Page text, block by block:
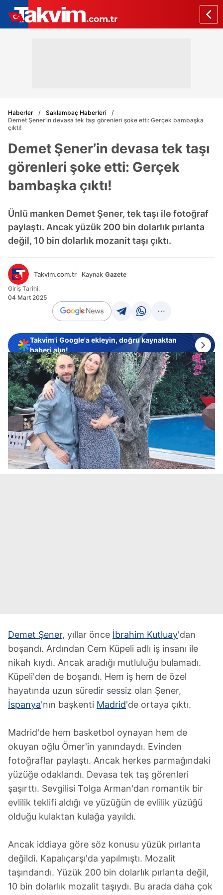
Haberler
Saklambaç Haberleri
Demet Şener’in devasa tek taşı görenleri şoke etti: Gerçek bambaşka
çıktı!
Demet Şener’in devasa tek taşı
görenleri şoke etti: Gerçek
bambaşka çıktı!
Ünlü manken Demet Şener, tek taşı ile fotoğraf
paylaştı. Ancak yüzük 200 bin dolarlık pırlanta
değil, 10 bin dolarlık mozanit taşı çıktı.
Takvim.com.tr Kaynak Gazete
Giriş Tarihi:
04 Mart 2025
Takvim'i Google'a ekleyin, doğru kaynaktan
haberi alın!
Demet Şener, yıllar önce İbrahim Kutluay'dan
boşandı. Ardından Cem Küpeli adlı iş insanı ile
nikah kıydı. Ancak aradığı mutluluğu bulamadı.
Küpeli'den de boşandı. Hem iş hem de özel
hayatında uzun süredir sessiz olan Şener,
İspanya'nın başkenti Madrid'de ortaya çıktı.
Madrid'de hem basketbol oynayan hem de
okuyan oğlu Ömer'in yanındaydı. Evinden
fotoğraflar paylaştı. Ancak herkes parmağındaki
yüzüğe odaklandı. Devasa tek taş görenleri
şaşırttı. Sevgilisi Tolga Arman'dan romantik bir
evlilik teklifi aldığı ve yüzüğün de evlilik yüzüğü
olduğu kulaktan kulağa yayıldı.
Ancak iddiaya göre söz konusu yüzük pırlanta
değildi. Kapalıçarşı'da yapılmıştı. Mozalit
taşındandı. Yüzük 200 bin dolarlık pırlanta değil,
10 bin dolarlık mozalit taşıydı. Bu arada daha çok